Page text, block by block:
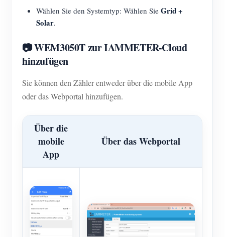
Wählen Sie den Systemtyp: Wählen Sie Grid +
Solar.
📷 WEM3050T zur IAMMETER-Cloud
hinzufügen
Sie können den Zähler entweder über die mobile App
oder das Webportal hinzufügen.
Über die
mobile
App
Über das Webportal